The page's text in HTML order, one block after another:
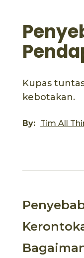
Kupas
kebotakan.
By: Tim All